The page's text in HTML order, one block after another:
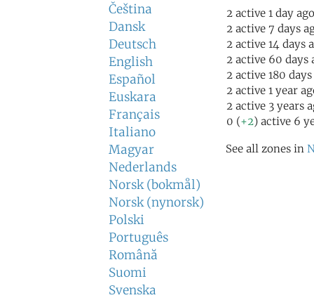
Čeština
Dansk
Deutsch
English
Español
Euskara
Français
Italiano
Magyar
Nederlands
Norsk (bokmål)
Norsk (nynorsk)
Polski
Português
Română
Suomi
Svenska
2 active 1 day ago
2 active 7 days
2 active 14 days
2 active 60 days
2 active 180
2 active 1 year
2 active 3 years
0 (+2) active 6
See all zones in